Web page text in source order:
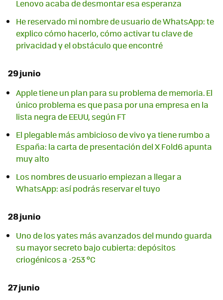
Lenovo acaba de desmontar esa esperanza
He reservado mi nombre de usuario de WhatsApp: te
explico cómo hacerlo, cómo activar tu clave de
privacidad y el obstáculo que encontré
29 junio
Apple tiene un plan para su problema de memoria. El
único problema es que pasa por una empresa en la
lista negra de EEUU, según FT
El plegable más ambicioso de vivo ya tiene rumbo a
España: la carta de presentación del X Fold6 apunta
muy alto
Los nombres de usuario empiezan a llegar a
WhatsApp: así podrás reservar el tuyo
28 junio
Uno de los yates más avanzados del mundo guarda
su mayor secreto bajo cubierta: depósitos
criogénicos a -253 ºC
27 junio